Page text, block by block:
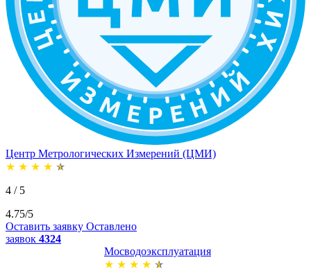
Центр Метрологических Измерений (ЦМИ)
★ ★ ★ ★ ★
4 / 5
4.75/5
Оставить заявку Оставлено
заявок 4324
Мосводоэксплуатация
★ ★ ★ ★ ★